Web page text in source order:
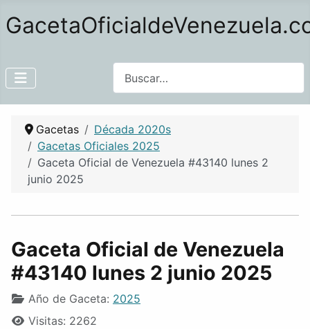
Gacetas
Década 2020s
Gacetas Oficiales 2025
Gaceta Oficial de Venezuela #43140 lunes 2
junio 2025
Gaceta Oficial de Venezuela
#43140 lunes 2 junio 2025
Año de Gaceta: 2025
Visitas: 2262